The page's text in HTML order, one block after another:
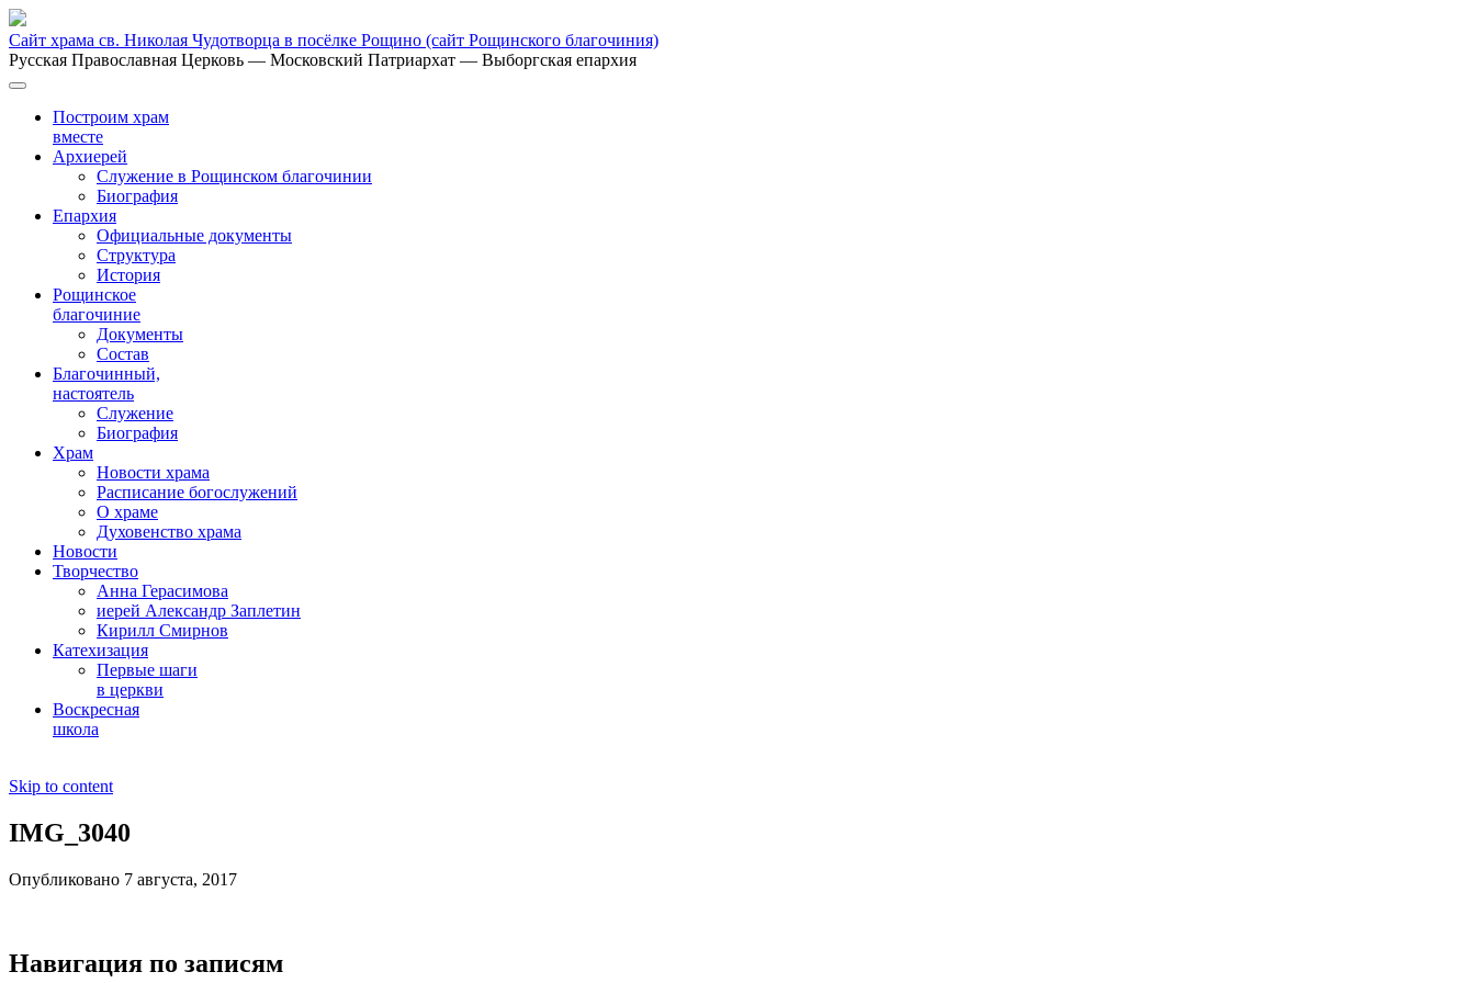
Сайт храма св. Николая Чудотворца в посёлке Рощино (сайт Рощинского благочиния)
Русская Православная Церковь — Московский Патриархат — Выборгская епархия
Построим храм
вместе
Архиерей
Служение в Рощинском благочинии
Биография
Епархия
Официальные документы
Структура
История
Рощинское
благочиние
Документы
Состав
Благочинный,
настоятель
Служение
Биография
Храм
Новости храма
Расписание богослужений
О храме
Духовенство храма
Новости
Творчество
Анна Герасимова
иерей Александр Заплетин
Кирилл Смирнов
Катехизация
Первые шаги
в церкви
Воскресная
школа
Skip to content
IMG_3040
Опубликовано 7 августа, 2017
Навигация по записям